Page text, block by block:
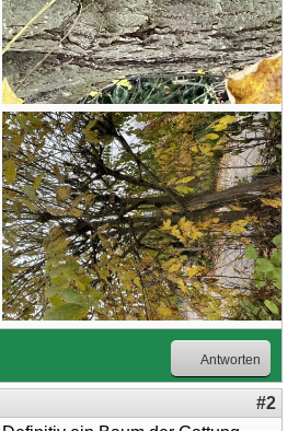
Antworten
#2